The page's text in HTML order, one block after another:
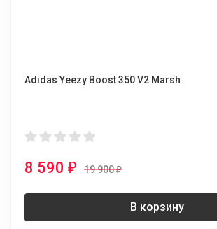
Adidas Yeezy Boost 350 V2 Marsh
8 590 ₽ 19 900₽
В корзину